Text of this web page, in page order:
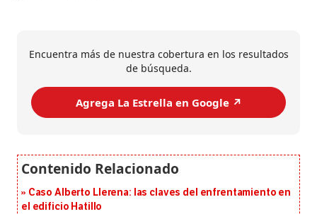
Encuentra más de nuestra cobertura en los resultados
de búsqueda.
Agrega La Estrella en Google ↗️
Caso Alberto Llerena: las claves del enfrentamiento en
el edificio Hatillo